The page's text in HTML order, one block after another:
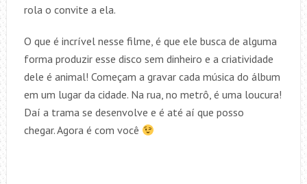
rola o convite a ela.
O que é incrível nesse filme, é que ele busca de alguma
forma produzir esse disco sem dinheiro e a criatividade
dele é animal! Começam a gravar cada música do álbum
em um lugar da cidade. Na rua, no metrô, é uma loucura!
Daí a trama se desenvolve e é até aí que posso
chegar. Agora é com você